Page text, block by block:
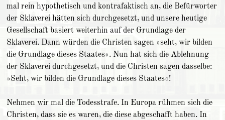
mal rein hypothetisch und kontrafaktisch an, die Befürworter
der Sklaverei hätten sich durchgesetzt, und unsere heutige
Gesellschaft basiert weiterhin auf der Grundlage der
Sklaverei. Dann würden die Christen sagen »seht, wir bilden
die Grundlage dieses Staates«. Nun hat sich die Ablehnung
der Sklaverei durchgesetzt, und die Christen sagen dasselbe:
»Seht, wir bilden die Grundlage dieses Staates«!
Nehmen wir mal die Todesstrafe. In Europa rühmen sich die
Christen, dass sie es waren, die diese abgeschafft haben. In